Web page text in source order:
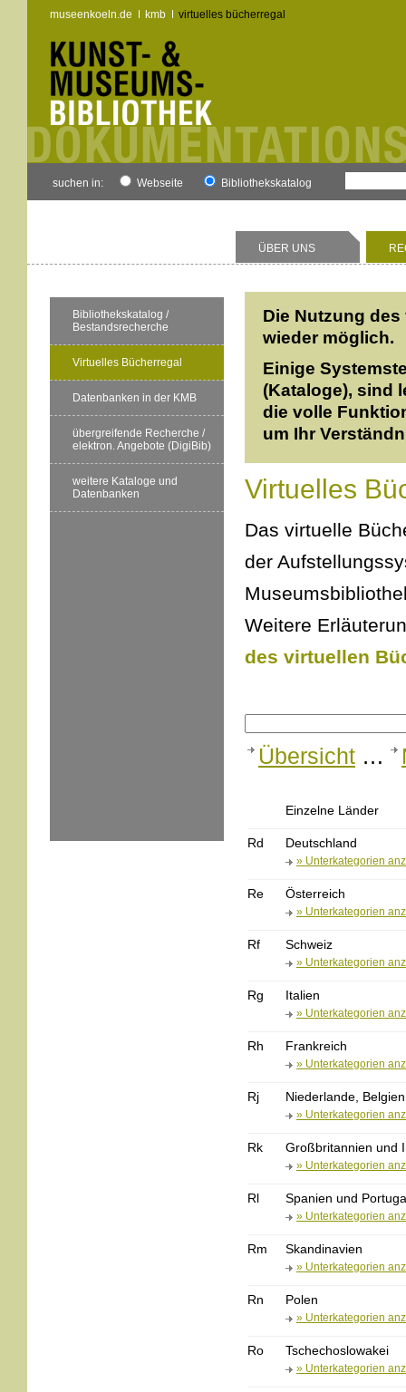
museenkoeln.de kmb virtuelles bücherregal
suchen in: Webseite Bibliothekskatalog
ÜBER UNS
Bibliothekskatalog /
Bestandsrecherche
Virtuelles Bücherregal
Datenbanken in der KMB
übergreifende Recherche /
elektron. Angebote (DigiBib)
weitere Kataloge und
Datenbanken
Die Nutzung
wieder möglich.
Einige
(Kataloge), sind
die volle
um Ihr
Virtuelles
Das virtuelle
der
Weitere
des virtuellen
Übersicht …
Einzelne Länder
Rd Deutschland
» Unterkategorien
Re Österreich
» Unterkategorien
Rf Schweiz
» Unterkategorien
Rg Italien
» Unterkategorien
Rh Frankreich
» Unterkategorien
Rj Niederlande,
» Unterkategorien
Rk Großbritannien und
» Unterkategorien
Rl Spanien und
» Unterkategorien
Rm Skandinavien
» Unterkategorien
Rn Polen
» Unterkategorien
Ro Tschechoslowakei
» Unterkategorien